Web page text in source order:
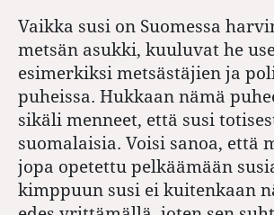
Vaikka susi on Suomessa
metsän asukki, kuuluvat he
esimerkiksi metsästäjien ja
puheissa. Hukkaan nämä
sikäli menneet, että susi
suomalaisia. Voisi sanoa, että
jopa opetettu pelkäämään
kimppuun susi ei kuitenkaan